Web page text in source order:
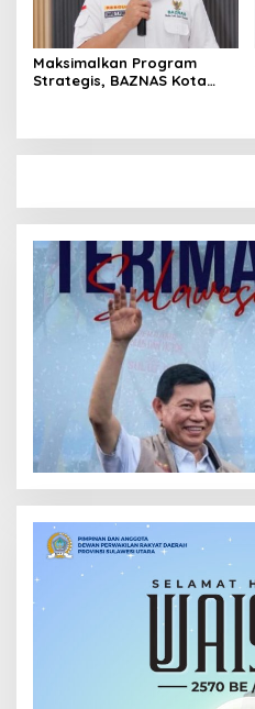
Maksimalkan Program
Strategis, BAZNAS Kota